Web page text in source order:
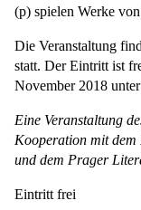
(p) spielen Werke
Die Veranstaltung
statt. Der Eintritt ist
November 2018
Eine Veranstaltung
Kooperation mit
und dem Prager
Eintritt frei